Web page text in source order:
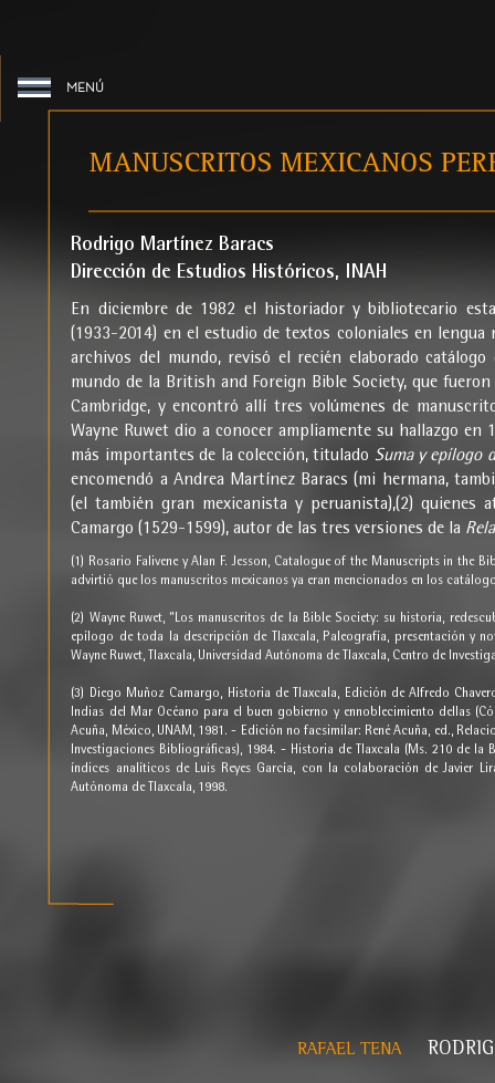
MENÚ
VER CÓDICE
VOLUMEN UNO
VOLUMEN TRES
APROXIMACIONES
CRÉDITOS
Rodrigo Martínez Baracs
Dirección de Estudios Históricos, INAH
En diciembre de 1982 el historiador y bibliotecario
(1933-2014) en el estudio de textos coloniales en
archivos del mundo, revisó el recién elaborado
mundo de la British and Foreign Bible Society, que
Cambridge, y encontró allí tres volúmenes de
Wayne Ruwet dio a conocer ampliamente su hallazgo
más importantes de la colección, titulado Suma y epílogo
encomendó a Andrea Martínez Baracs (mi hermana,
(el también gran mexicanista y peruanista),(2) quienes
Camargo (1529-1599), autor de las tres versiones de la
(1) Rosario Falivene y Alan F. Jesson, Catalogue of the Manuscripts in the
advirtió que los manuscritos mexicanos ya eran mencionados en los
(2) Wayne Ruwet, “Los manuscritos de la Bible Society: su historia,
epílogo de toda la descripción de Tlaxcala, Paleografía, presentación y
Wayne Ruwet, Tlaxcala, Universidad Autónoma de Tlaxcala, Centro de
(3) Diego Muñoz Camargo, Historia de Tlaxcala, Edición de Alfredo
Indias del Mar Océano para el buen gobierno y ennoblecimiento dellas
Acuña, México, UNAM, 1981. - Edición no facsimilar: René Acuña, ed.,
Investigaciones Bibliográficas), 1984. - Historia de Tlaxcala (Ms. 210 de
índices analíticos de Luis Reyes García, con la colaboración de Javier
Autónoma de Tlaxcala, 1998.
RAFAEL TENA